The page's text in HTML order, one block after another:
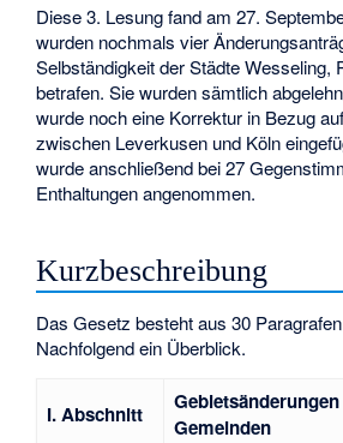
Diese 3. Lesung fand am 27.
wurden nochmals vier
Selbständigkeit der Städte Wesseling,
betrafen. Sie wurden sämtlich
wurde noch eine Korrektur in Bezug
zwischen Leverkusen und Köln
wurde anschließend bei 27
Enthaltungen angenommen.
Kurzbeschreibung
Das Gesetz besteht aus 30
Nachfolgend ein Überblick.
I. Abschnitt
Gemeinden